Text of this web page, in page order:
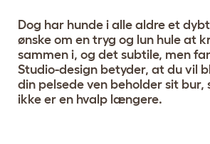
Dog har hunde i alle aldre et
ønske om en tryg og lun hule at
sammen i, og det subtile, men
Studio-design betyder, at du vil
din pelsede ven beholder sit bur,
ikke er en hvalp længere.